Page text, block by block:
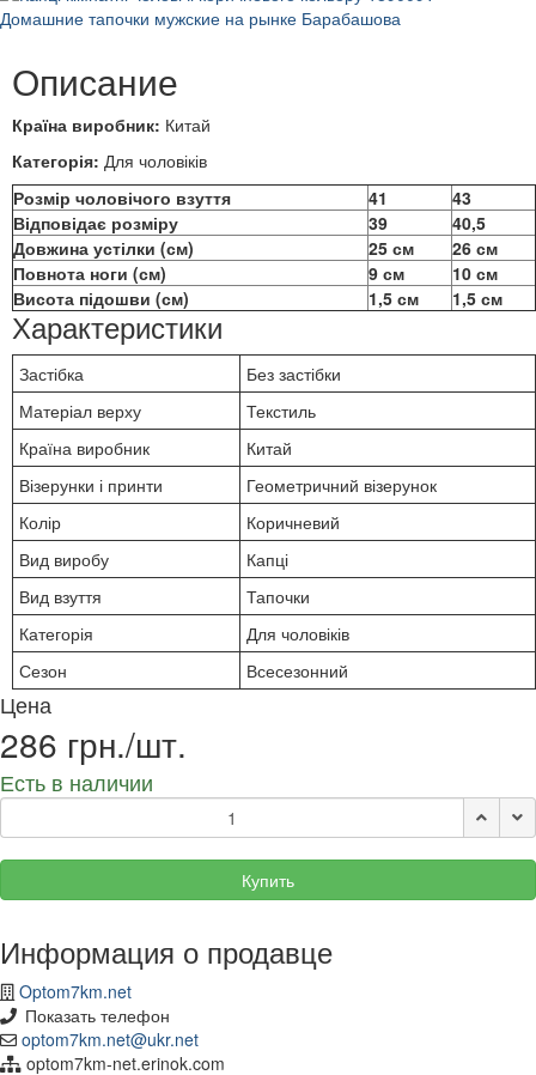
Описание
Країна виробник: Китай
Категорія: Для чоловіків
Розмір чоловічого взуття
41
43
Відповідає розміру
39
40,5
Довжина устілки (см)
25 см
26 см
Повнота ноги (см)
9 см
10 см
Висота підошви (см)
1,5 см 1,5 см
Характеристики
Застібка
Без застібки
Матеріал верху
Текстиль
Країна виробник
Китай
Візерунки і принти
Геометричний візерунок
Колір
Коричневий
Вид виробу
Капці
Вид взуття
Тапочки
Категорія
Для чоловіків
Сезон
Всесезонний
Цена
286 грн./шт.
Есть в наличии
Купить
Информация о продавце
Optom7km.net
Показать телефон
optom7km.net@ukr.net
optom7km-net.erinok.com